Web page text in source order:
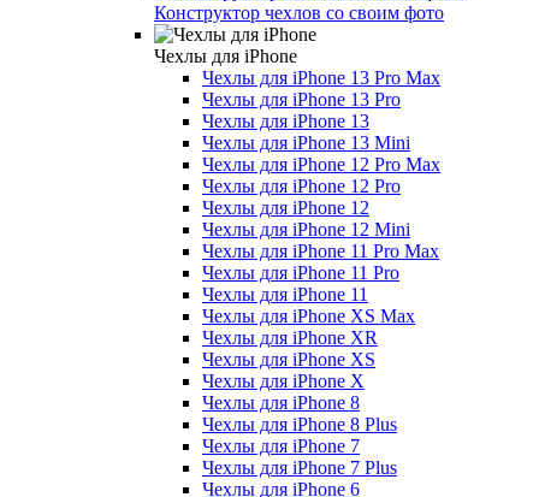
Конструктор чехлов со своим фото
Чехлы для iPhone
Чехлы для iPhone 13 Pro Max
Чехлы для iPhone 13 Pro
Чехлы для iPhone 13
Чехлы для iPhone 13 Mini
Чехлы для iPhone 12 Pro Max
Чехлы для iPhone 12 Pro
Чехлы для iPhone 12
Чехлы для iPhone 12 Mini
Чехлы для iPhone 11 Pro Max
Чехлы для iPhone 11 Pro
Чехлы для iPhone 11
Чехлы для iPhone XS Max
Чехлы для iPhone XR
Чехлы для iPhone XS
Чехлы для iPhone X
Чехлы для iPhone 8
Чехлы для iPhone 8 Plus
Чехлы для iPhone 7
Чехлы для iPhone 7 Plus
Чехлы для iPhone 6